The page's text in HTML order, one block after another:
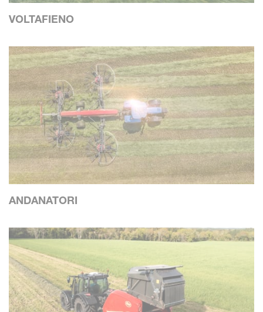
VOLTAFIENO
ANDANATORI